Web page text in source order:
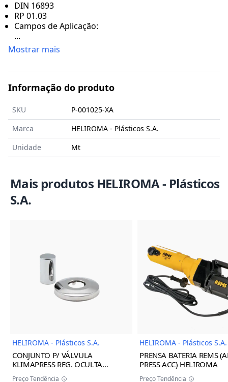
DIN 16893
RP 01.03
Campos de Aplicação:
...
Mostrar mais
Informação do produto
SKU
P-001025-XA
Marca
HELIROMA - Plásticos S.A.
Unidade
Mt
Mais produtos HELIROMA - Plásticos
S.A.
Imagem do Produto
HELIROMA - Plásticos S.A.
CONJUNTO P/ VÁLVULA
KLIMAPRESS REG. OCULTA
BRANCA 16/32 HELIROMA
Preço Tendência
HELIROMA - Plásticos S.A.
PRENSA BATERIA REMS
PRESS ACC) HELIROMA
Preço Tendência